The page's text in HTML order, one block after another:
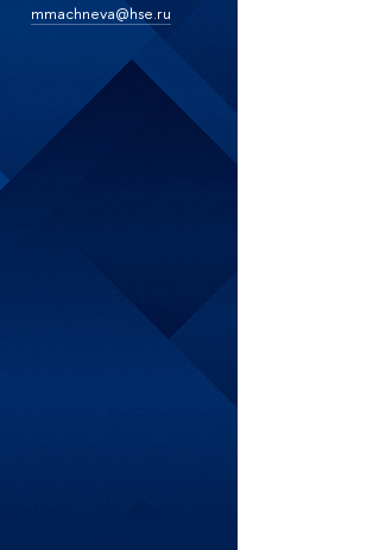
mmachneva@hse.ru